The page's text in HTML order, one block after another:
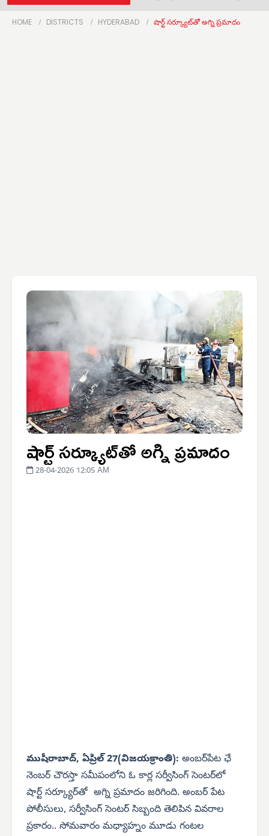
HOME DISTRICTS HYDERABAD షార్ట్ సర్క్యూట్‌తో అగ్ని ప్రమాదం
షార్ట్ సర్క్యూట్‌తో అగ్ని ప్రమాదం
28-04-2026 12:05 AM
ముషీరాబాద్, ఏప్రిల్ 27(విజయక్రాంతి): అంబర్‌పేట ఛే
నెంబర్ చౌరస్తా సమీపంలోని ఓ కార్ల సర్వీసింగ్ సెంటర్‌లో
షార్ట్ సర్క్యూర్‌తో అగ్ని ప్రమాదం జరిగింది. అంబర్ పేట
పోలీసులు, సర్వీసింగ్ సెంటర్ సిబ్బంది తెలిపిన వివరాల
ప్రకారం.. సోమవారం మధ్యాహ్నం మూడు గంటల